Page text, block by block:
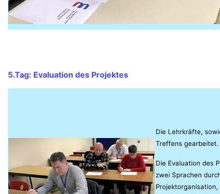
5.Tag: Evaluation des Projektes
Die Lehrkräfte,
Treffens gearbeitet.
Die Evaluation des
zwei Sprachen